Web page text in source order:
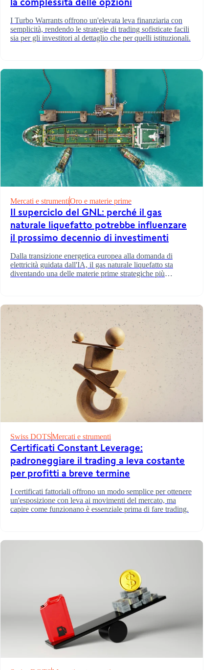
I Turbo Warrants offrono un'elevata leva finanziaria con
semplicità, rendendo le strategie di trading sofisticate facili
sia per gli investitori al dettaglio che per quelli istituzionali.
Mercati e strumentiOro e materie prime
Il superciclo del GNL: perché il gas
naturale liquefatto potrebbe influenzare
il prossimo decennio di investimenti
Dalla transizione energetica europea alla domanda di
elettricità guidata dall'IA, il gas naturale liquefatto sta
diventando una delle materie prime strategiche più
Swiss DOTSMercati e strumenti
Certificati Constant Leverage:
padroneggiare il trading a leva costante
per profitti a breve termine
I certificati fattoriali offrono un modo semplice per ottenere
un'esposizione con leva ai movimenti del mercato, ma
capire come funzionano è essenziale prima di fare trading.